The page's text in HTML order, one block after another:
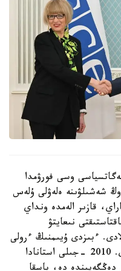
وسى فورۋمدا
شەشىلۋىنە ەلەۋلى ۇلەس
قازىر الەمدە ونداي
نىعايتۋ
ءبىزدى ۇيىمنىڭ ءرولى
تۋرالى پىكىرلەر قايشىلىعى الاڭداتادى. 2010 -جىلى استانادا